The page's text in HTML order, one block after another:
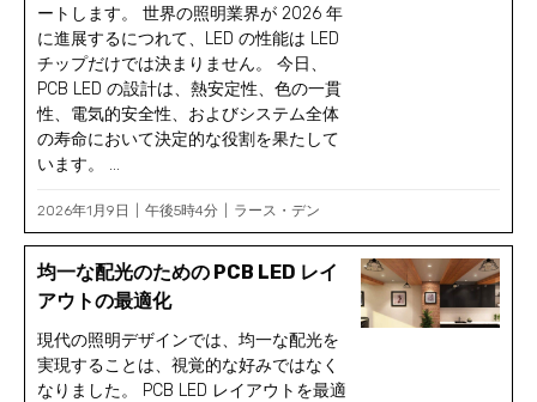
ートします。 世界の照明業界が 2026 年
に進展するにつれて、LED の性能は LED
チップだけでは決まりません。 今日、
PCB LED の設計は、熱安定性、色の一貫
性、電気的安全性、およびシステム全体
の寿命において決定的な役割を果たして
います。 ...
2026年1月9日 午後5時4分 ラース・デン
均一な配光のための PCB LED レイ
アウトの最適化
現代の照明デザインでは、均一な配光を
実現することは、視覚的な好みではなく
なりました。 PCB LED レイアウトを最適